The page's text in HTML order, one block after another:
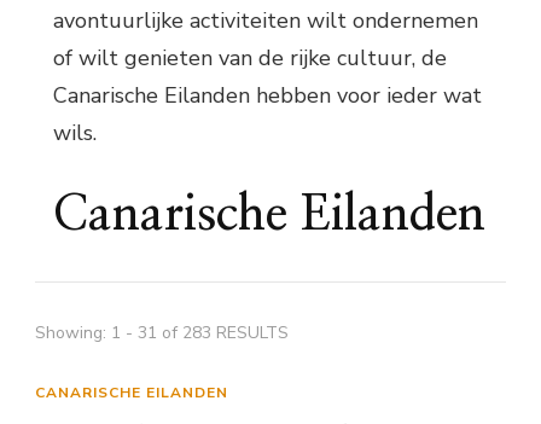
avontuurlijke activiteiten wilt ondernemen
of wilt genieten van de rijke cultuur, de
Canarische Eilanden hebben voor ieder wat
wils.
Canarische Eilanden
Showing: 1 - 31 of 283 RESULTS
CANARISCHE EILANDEN